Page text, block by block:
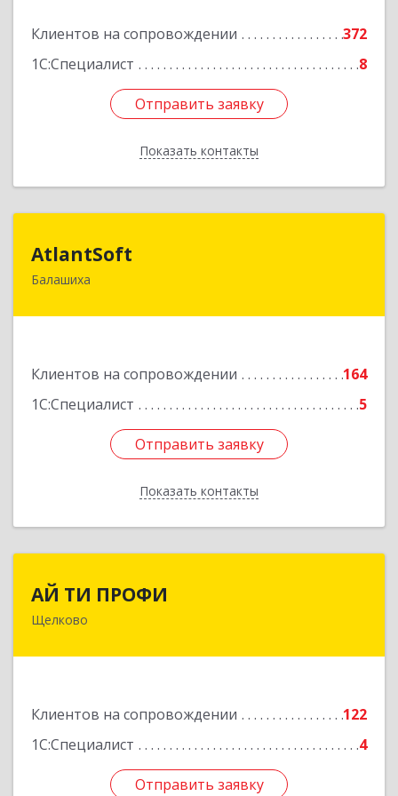
Клиентов на сопровождении
372
1С:Специалист
8
Отправить заявку
Показать контакты
Отправить заявку
Назад
AtlantSoft
Балашиха
Клиентов на сопровождении
164
1С:Специалист
5
Отправить заявку
Показать контакты
143900, Московская обл, Балашиха г, Звездная
Отправить заявку
Назад
АЙ ТИ ПРОФИ
Щелково
Клиентов на сопровождении
122
1С:Специалист
4
Отправить заявку
Отправить заявку